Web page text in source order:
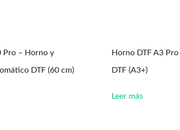
Pro – Horno y
DTF (60 cm)
Horno DTF A3
DTF (A3+)
Leer más